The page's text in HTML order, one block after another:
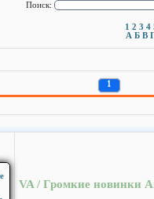
Поиск:
1 2 3 4
А Б В
1
VA / Громкие новинки